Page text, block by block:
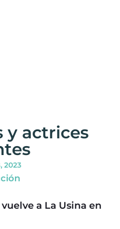
y actrices
2023
vuelve a La Usina en